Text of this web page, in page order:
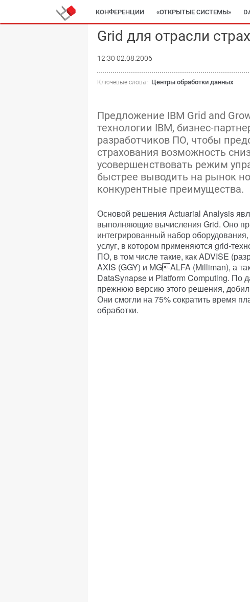
КОНФЕРЕНЦИИ «ОТКРЫТЫЕ СИСТЕМЫ»
Grid для отрасли
12:30 02.08.2006
Ключевые слова : Центры обработки данных
Предложение IBM Grid and
технологии IBM, бизнес-
разработчиков ПО, чтобы
страхования возможность
усовершенствовать режим
быстрее выводить на рынок
конкурентные преимущества.
Основой решения Actuarial Analysis
выполняющие вычисления Grid. Оно
интегрированный набор
услуг, в котором применяются grid-
ПО, в том числе такие, как ADVISE
AXIS (GGY) и MGALFA (Milliman), а
DataSynapse и Platform Computing. По
прежнюю версию этого решения,
Они смогли на 75% сократить время
обработки.